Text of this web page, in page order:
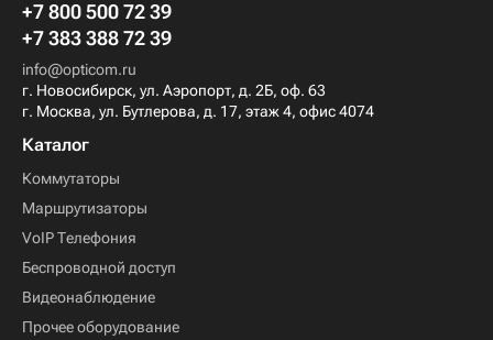
+7 800 500 72 39
+7 383 388 72 39
info@opticom.ru
г. Новосибирск, ул. Аэропорт, д. 2Б, оф. 63
г. Москва, ул. Бутлерова, д. 17, этаж 4, офис 4074
Каталог
Коммутаторы
Маршрутизаторы
VoIP Телефония
Беспроводной доступ
Видеонаблюдение
Прочее оборудование